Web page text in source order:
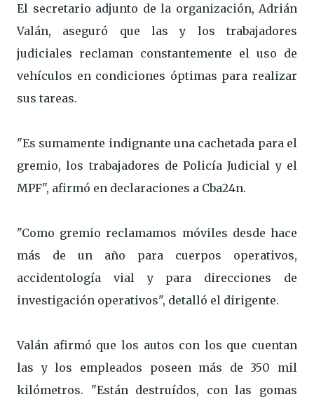
El secretario adjunto de la organización, Adrián
Valán, aseguró que las y los trabajadores
judiciales reclaman constantemente el uso de
vehículos en condiciones óptimas para realizar
sus tareas.
"Es sumamente indignante una cachetada para el
gremio, los trabajadores de Policía Judicial y el
MPF", afirmó en declaraciones a Cba24n.
"Como gremio reclamamos móviles desde hace
más de un año para cuerpos operativos,
accidentología vial y para direcciones de
investigación operativos", detalló el dirigente.
Valán afirmó que los autos con los que cuentan
las y los empleados poseen más de 350 mil
kilómetros. "Están destruídos, con las gomas